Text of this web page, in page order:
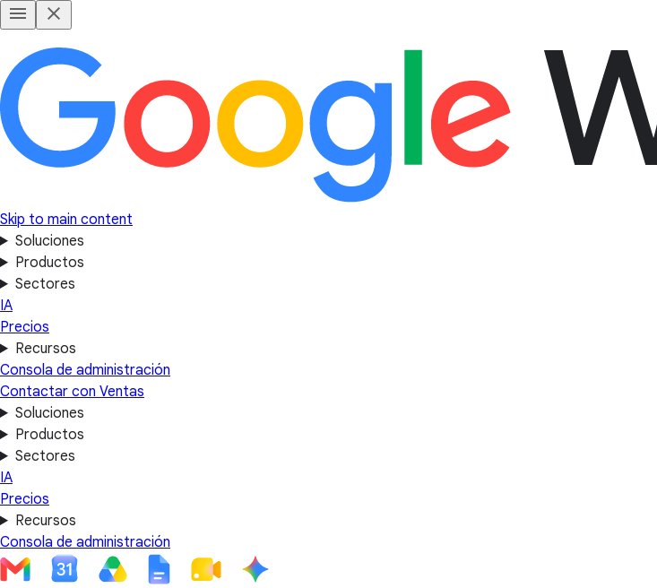
Skip to main content
Soluciones
Productos
Sectores
IA
Precios
Recursos
Consola de administración
Contactar con Ventas
Soluciones
Productos
Sectores
IA
Precios
Recursos
Consola de administración